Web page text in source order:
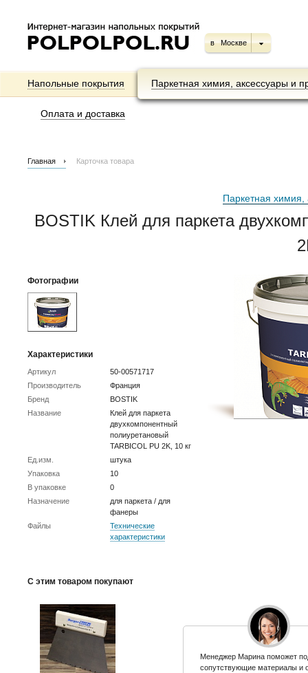
в Москве
Напольные покрытия Паркетная химия, аксессуары и
Оплата и доставка
Главная Карточка товара
Паркетная химия,
BOSTIK Клей для паркета
Фотографии
Характеристики
Артикул
50-00571717
Производитель
Франция
Бренд
BOSTIK
Название
Клей для паркета
двухкомпонентный
полиуретановый
TARBICOL PU 2K, 10 кг
Ед.изм.
штука
Упаковка
10
В упаковке
0
Назначение
для паркета / для
фанеры
Файлы
Технические
характеристики
С этим товаром покупают
Менеджер Марина поможет
сопутствующие материалы и